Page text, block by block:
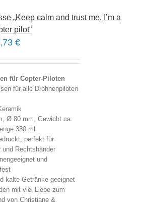
„Keep calm and trust me, I’m a
pilot“
€
für Copter-Piloten
für alle Drohnenpiloten
Ø 80 mm, Gewicht ca.
330 ml
perfekt für
und Rechtshänder
und
kalte Getränke geeignet
mit viel Liebe zum
von Christiane &